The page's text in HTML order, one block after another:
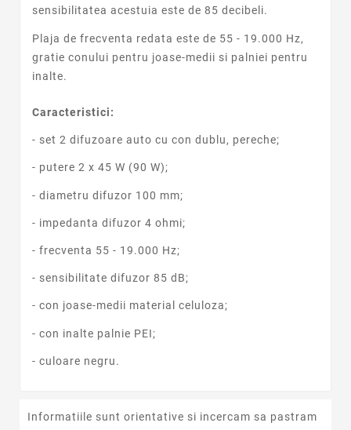
sensibilitatea acestuia este de 85 decibeli.
Plaja de frecventa redata este de 55 - 19.000 Hz,
gratie conului pentru joase-medii si palniei pentru
inalte.
Caracteristici:
- set 2 difuzoare auto cu con dublu, pereche;
- putere 2 x 45 W (90 W);
- diametru difuzor 100 mm;
- impedanta difuzor 4 ohmi;
- frecventa 55 - 19.000 Hz;
- sensibilitate difuzor 85 dB;
- con joase-medii material celuloza;
- con inalte palnie PEI;
- culoare negru.
Informatiile sunt orientative si incercam sa pastram